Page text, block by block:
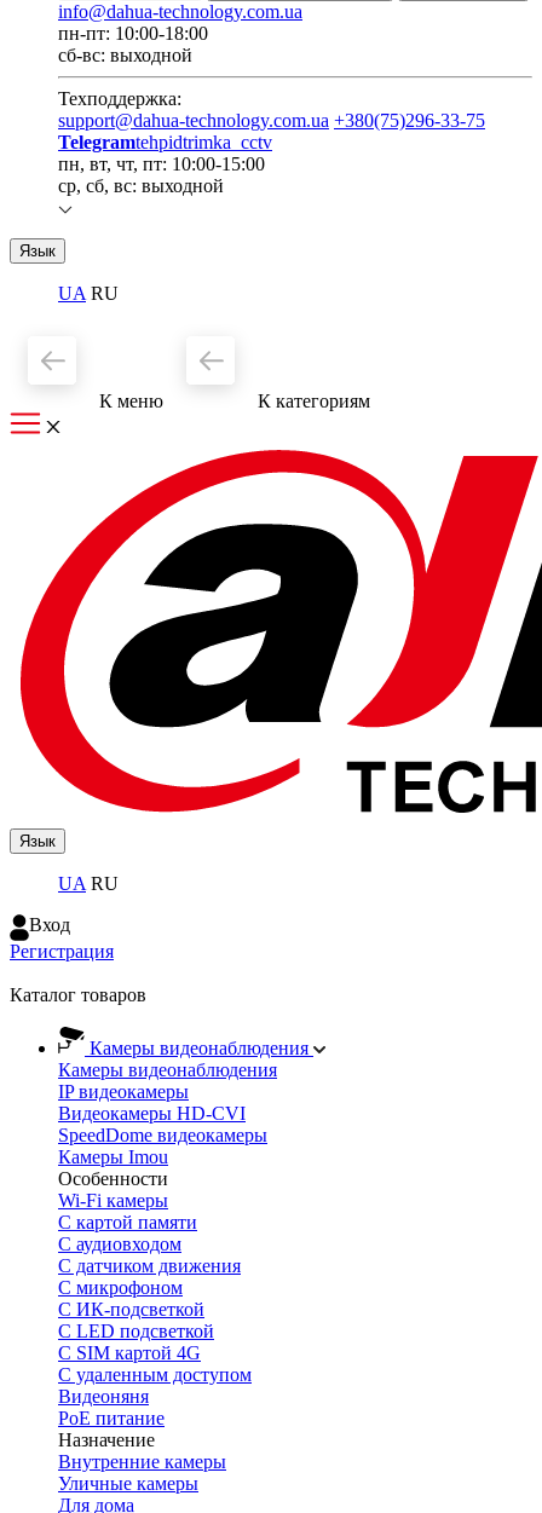
info@dahua-technology.com.ua
пн-пт: 10:00-18:00
сб-вс: выходной
Техподдержка:
support@dahua-technology.com.ua +380(75)296-33-75
Telegramtehpidtrimka_cctv
пн, вт, чт, пт: 10:00-15:00
ср, сб, вс: выходной
Язык
UA RU
К меню К категориям
Язык
UA RU
Вход
Регистрация
Каталог товаров
Камеры видеонаблюдения
Камеры видеонаблюдения
IP видеокамеры
Видеокамеры HD-CVI
SpeedDome видеокамеры
Камеры Imou
Особенности
Wi-Fi камеры
С картой памяти
С аудиовходом
С датчиком движения
С микрофоном
С ИК-подсветкой
С LED подсветкой
C SIM картой 4G
C удаленным доступом
Видеоняня
PoE питание
Назначение
Внутренние камеры
Уличные камеры
Для дома